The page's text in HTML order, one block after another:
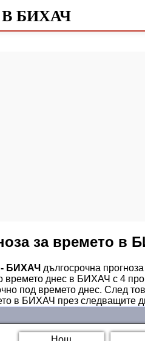
БИХАЧ
за времето в
- БИХАЧ дългосрочна
времето днес в БИХАЧ с 4
под времето днес. След
в БИХАЧ през следващите